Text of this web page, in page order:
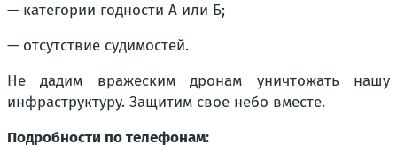
— категории годности А или Б;
— отсутствие судимостей.
Не дадим вражеским дронам уничтожать нашу
инфраструктуру. Защитим свое небо вместе.
Подробности по телефонам: